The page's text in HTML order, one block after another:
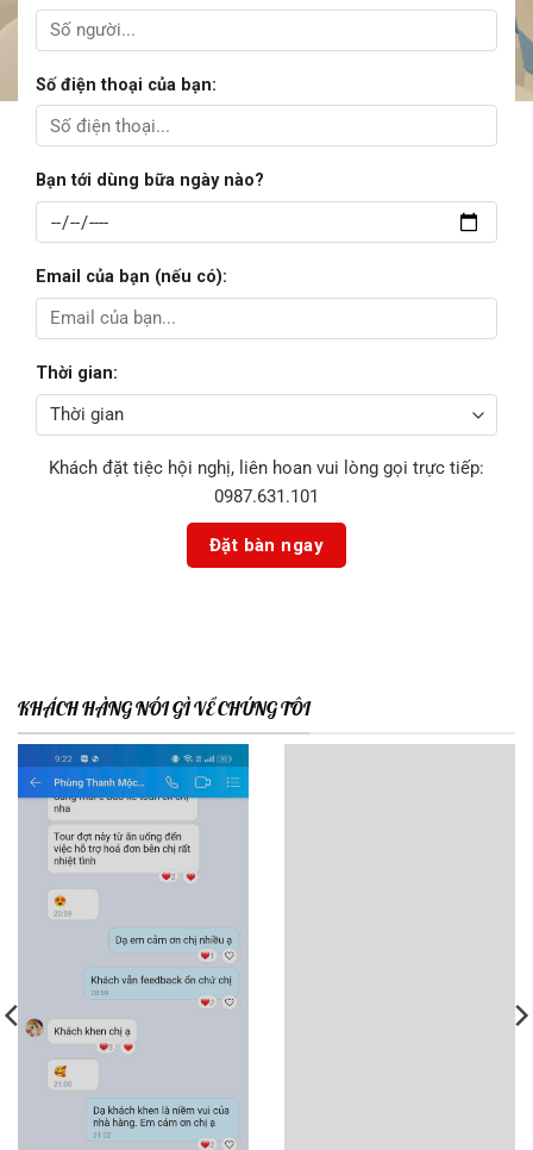
Số điện thoại của bạn:
Bạn tới dùng bữa ngày nào?
Email của bạn (nếu có):
Thời gian:
Khách đặt tiệc hội nghị, liên hoan vui lòng gọi trực tiếp:
0987.631.101
KHÁCH HÀNG NÓI GÌ VỀ CHÚNG TÔI